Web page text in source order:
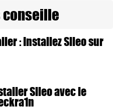
conseille
: Installez Sileo sur
Sileo avec le